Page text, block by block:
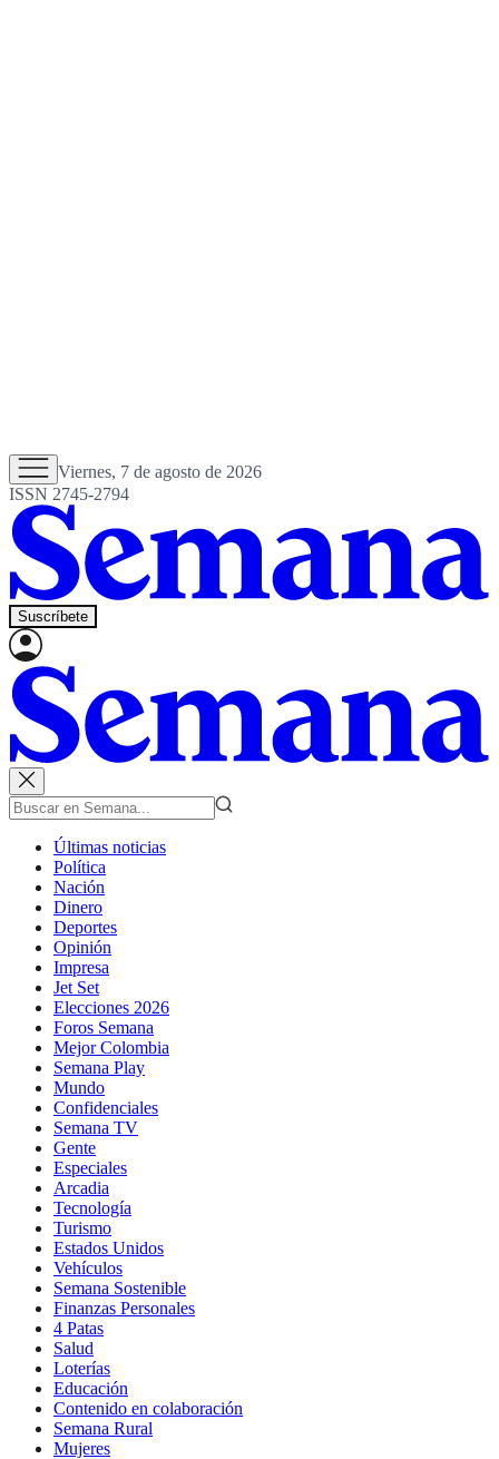
Viernes, 7 de agosto de 2026
ISSN 2745-2794
Suscríbete
Últimas noticias
Política
Nación
Dinero
Deportes
Opinión
Impresa
Jet Set
Elecciones 2026
Foros Semana
Mejor Colombia
Semana Play
Mundo
Confidenciales
Semana TV
Gente
Especiales
Arcadia
Tecnología
Turismo
Estados Unidos
Vehículos
Semana Sostenible
Finanzas Personales
4 Patas
Salud
Loterías
Educación
Contenido en colaboración
Semana Rural
Mujeres